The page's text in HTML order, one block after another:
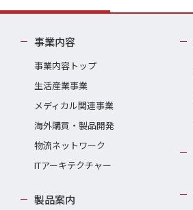
事業内容
事業内容トップ
生活産業事業
メディカル関連事業
海外購買・製品開発
物流ネットワーク
ITアーキテクチャー
製品案内